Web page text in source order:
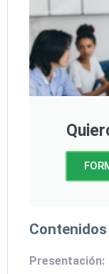
Presentación: